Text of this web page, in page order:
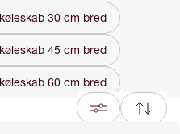
ikke kun optimal opbevaring af vin
men de er også designet til at
om du er vinentusiast med en
vinkøleskab til hverdagsbrug,
stil og kvalitet.
30 cm bred
45 cm bred
60 cm bred